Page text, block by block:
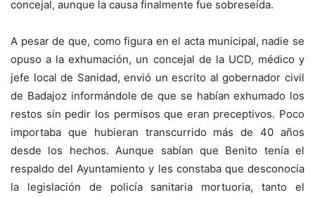
concejal, aunque la causa finalmente fue sobreseída.
A pesar de que, como figura en el acta municipal, nadie se
opuso a la exhumación, un concejal de la UCD, médico y
jefe local de Sanidad, envió un escrito al gobernador civil
de Badajoz informándole de que se habían exhumado los
restos sin pedir los permisos que eran preceptivos. Poco
importaba que hubieran transcurrido más de 40 años
desde los hechos. Aunque sabían que Benito tenía el
respaldo del Ayuntamiento y les constaba que desconocía
la legislación de policía sanitaria mortuoria, tanto el